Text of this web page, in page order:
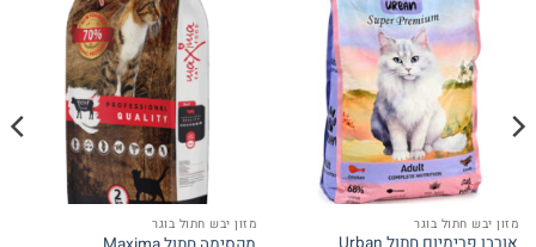
מזון יבש חתול בוגר מזון יבש חתול בוגר